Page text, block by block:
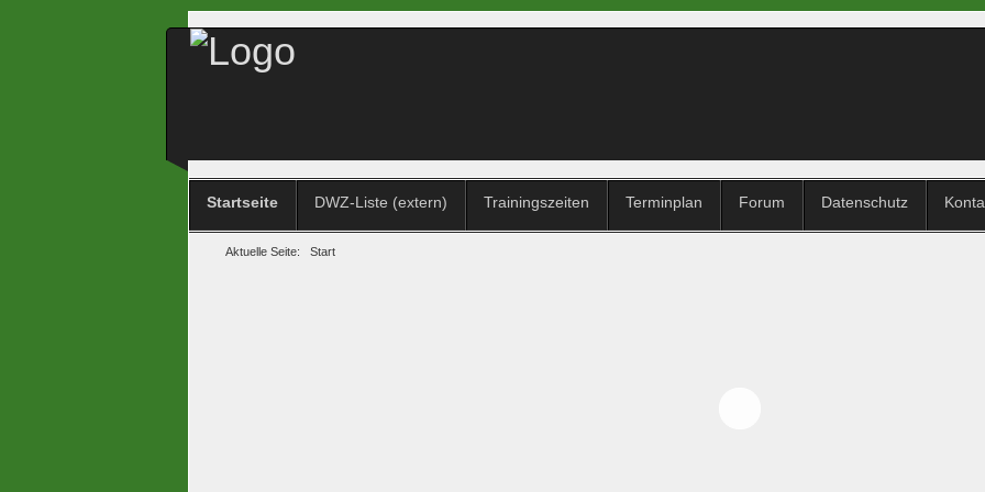
Startseite DWZ-Liste (extern) Trainingszeiten Terminplan Forum Datenschutz
Aktuelle Seite: Start